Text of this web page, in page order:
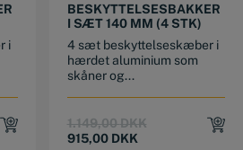
i
BESKYTTELSESBAKKER
I SÆT 140 MM (4 STK)
4 sæt beskyttelseskæber i
hærdet aluminium som
skåner og...
1.149,00DKKOriginal
915,00 DKK
Current